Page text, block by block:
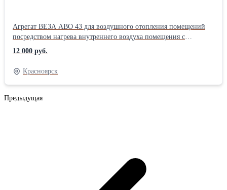
Агрегат ВЕЗА АВО 43 для воздушного отопления помещений
посредством нагрева внутреннего воздуха помещения с
использованием теплоносителя.
12 000 руб.
Красноярск
Предыдущая